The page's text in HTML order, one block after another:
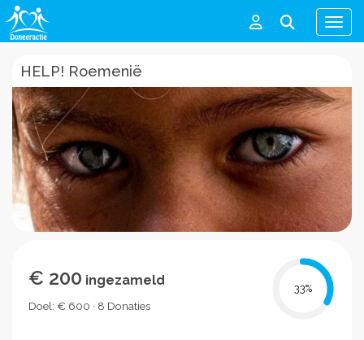
Menu
HELP! Roemenië
€ 200 ingezameld
Doel: € 600 · 8 Donaties
33%